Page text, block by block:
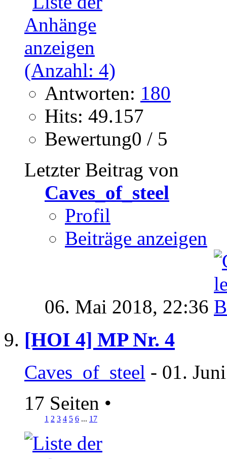
Antworten: 180
Hits: 49.157
Bewertung0 / 5
Letzter Beitrag von
Caves_of_steel
Profil
Beiträge anzeigen
06. Mai 2018, 22:36
[HOI 4] MP Nr. 4
Caves_of_steel - 01.
17 Seiten •
1 2 3 4 5 6 ... 17